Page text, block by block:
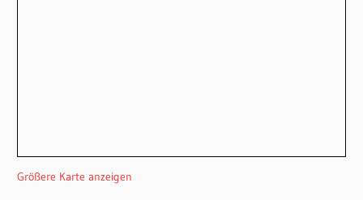
Größere Karte anzeigen